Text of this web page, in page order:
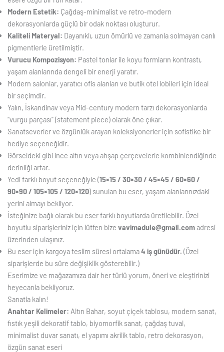
Modern Estetik: Çağdaş-minimalist ve retro-modern
dekorasyonlarda güçlü bir odak noktası oluşturur.
Kaliteli Materyal: Dayanıklı, uzun ömürlü ve zamanla solmayan canlı
pigmentlerle üretilmiştir.
Vurucu Kompozisyon: Pastel tonlar ile koyu formların kontrastı,
yaşam alanlarında dengeli bir enerji yaratır.
Modern salonlar, yaratıcı ofis alanları ve butik otel lobileri için ideal
bir seçimdir.
Yalın, İskandinav veya Mid-century modern tarzı dekorasyonlarda
“vurgu parçası” (statement piece) olarak öne çıkar.
Sanatseverler ve özgünlük arayan koleksiyonerler için sofistike bir
hediye seçeneğidir.
Görseldeki gibi ince altın veya ahşap çerçevelerle kombinlendiğinde
derinliği artar.
Yedi farklı boyut seçeneğiyle (15×15 / 30×30 / 45×45 / 60×60 /
90×90 / 105×105 / 120×120) sunulan bu eser, yaşam alanlarınızdaki
yerini almayı bekliyor.
İsteğinize bağlı olarak bu eser farklı boyutlarda üretilebilir. Özel
boyutlu siparişleriniz için lütfen bize vavimadule@gmail.comadresi
üzerinden ulaşınız.
Bu eser için kargoya teslim süresi ortalama4 iş günüdür. (Özel
siparişlerde bu süre değişiklik gösterebilir.)
Eserimize ve mağazamıza dair her türlü yorum, öneri ve eleştirinizi
heyecanla bekliyoruz.
Sanatla kalın!
Anahtar Kelimeler: Altın Bahar, soyut çiçek tablosu, modern sanat,
fıstık yeşili dekoratif tablo, biyomorfik sanat, çağdaş tuval,
minimalist duvar sanatı, el yapımı akrilik tablo, retro dekorasyon,
özgün sanat eseri